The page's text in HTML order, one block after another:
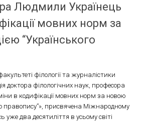
Людмили Українець
мовних норм за
“Українського
філології та журналістики
доктора філологічних наук, професора
в кодифікації мовних норм за новою
правопису”», присвячена Міжнародному
уже два десятиліття в усьому світі